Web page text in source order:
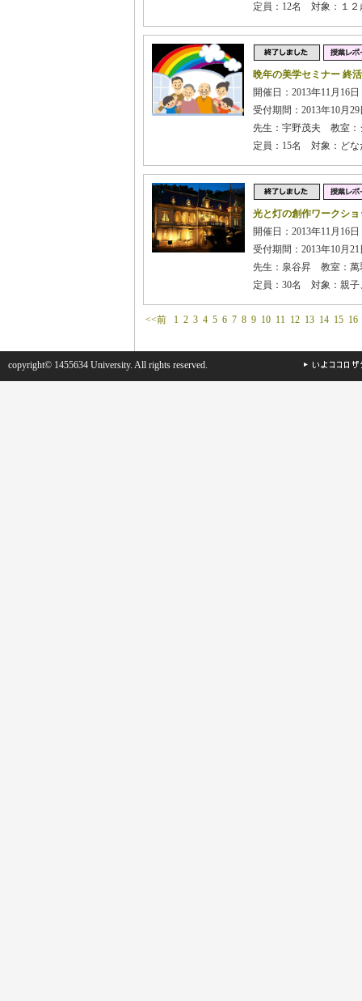
定員：12名 対象：１２
晩年の美学セミナー 終
開催日：2013年11月16
受付期間：2013年10月
先生：宇野茂夫 教室：
定員：15名 対象：どな
光と灯の創作ワークショ
開催日：2013年11月16
受付期間：2013年10月
先生：泉谷昇 教室：萬
定員：30名 対象：親子
<<前 1 2 3 4 5 6 7 8 9 10 11 12 13 14 15 16
copyright© 1455634 University. All rights reserved.